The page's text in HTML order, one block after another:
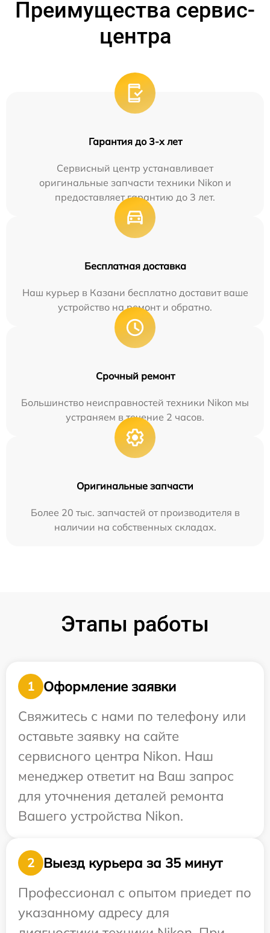
Преимущества сервис-
центра
Гарантия до 3-х лет
Сервисный центр устанавливает
оригинальные запчасти техники Nikon и
предоставляет гарантию до 3 лет.
Бесплатная доставка
Наш курьер в Казани бесплатно доставит ваше
устройство на ремонт и обратно.
Срочный ремонт
Большинство неисправностей техники Nikon мы
устраняем в течение 2 часов.
Оригинальные запчасти
Более 20 тыс. запчастей от производителя в
наличии на собственных складах.
Этапы работы
1
Оформление заявки
Свяжитесь с нами по телефону или
оставьте заявку на сайте
сервисного центра Nikon. Наш
менеджер ответит на Ваш запрос
для уточнения деталей ремонта
Вашего устройства Nikon.
2
Выезд курьера за 35 минут
Профессионал с опытом приедет по
указанному адресу для